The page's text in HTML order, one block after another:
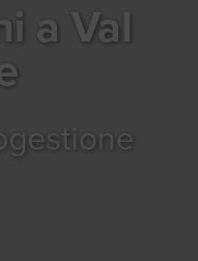
a Val